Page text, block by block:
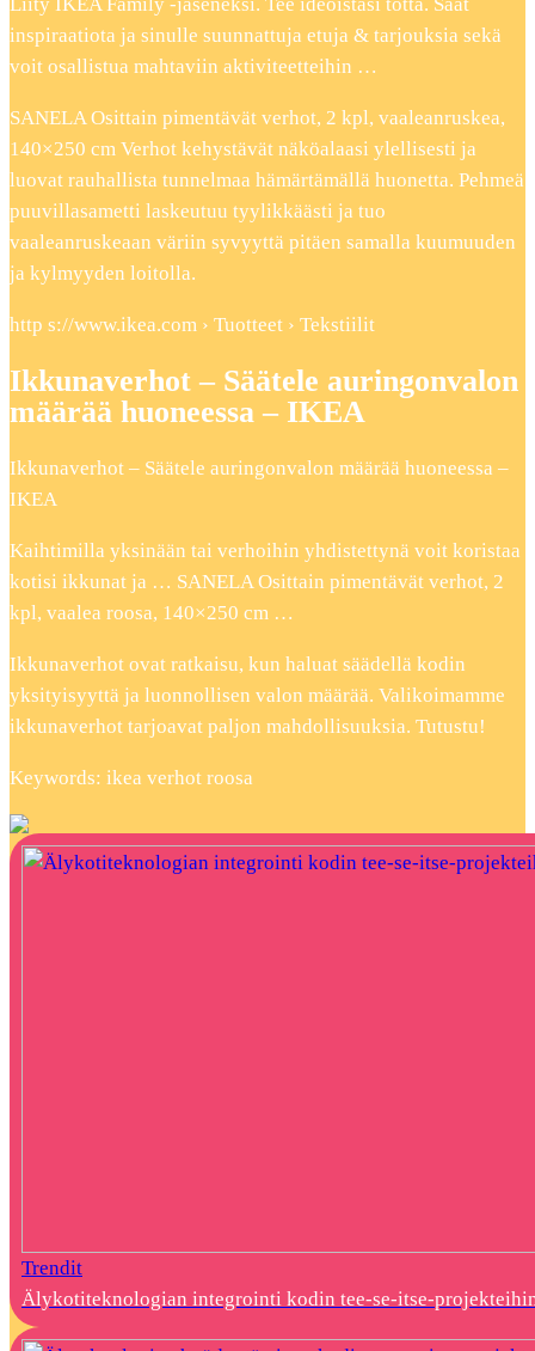
inspiraatiota ja sinulle suunnattuja etuja & tarjouksia sekä
voit osallistua mahtaviin aktiviteetteihin …
SANELA Osittain pimentävät verhot, 2 kpl, vaaleanruskea,
140×250 cm Verhot kehystävät näköalaasi ylellisesti ja
luovat rauhallista tunnelmaa hämärtämällä huonetta. Pehmeä
puuvillasametti laskeutuu tyylikkäästi ja tuo
vaaleanruskeaan väriin syvyyttä pitäen samalla kuumuuden
ja kylmyyden loitolla.
http s://www.ikea.com › Tuotteet › Tekstiilit
Ikkunaverhot – Säätele auringonvalon
määrää huoneessa – IKEA
Ikkunaverhot – Säätele auringonvalon määrää huoneessa –
IKEA
Kaihtimilla yksinään tai verhoihin yhdistettynä voit koristaa
kotisi ikkunat ja … SANELA Osittain pimentävät verhot, 2
kpl, vaalea roosa, 140×250 cm …
Ikkunaverhot ovat ratkaisu, kun haluat säädellä kodin
yksityisyyttä ja luonnollisen valon määrää. Valikoimamme
ikkunaverhot tarjoavat paljon mahdollisuuksia. Tutustu!
Keywords: ikea verhot roosa
Trendit
Älykotiteknologian integrointi kodin tee-se-itse-